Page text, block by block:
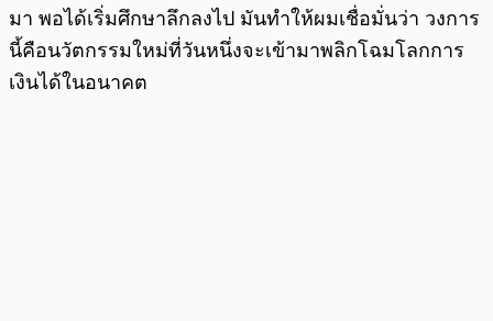
มา พอได้เริ่มศึกษาลึกลงไป มันทำให้ผมเชื่อมั่นว่า วงการ
นี้คือนวัตกรรมใหม่ที่วันหนึ่งจะเข้ามาพลิกโฉมโลกการ
เงินได้ในอนาคต